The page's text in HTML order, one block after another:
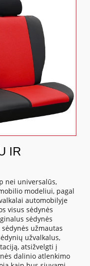
IR
nei universalūs,
modeliui, pagal
automobilyje
visus sėdynės
sėdynės
užmautas
užvalkalus,
atsižvelgti į
dalinio atlenkimo